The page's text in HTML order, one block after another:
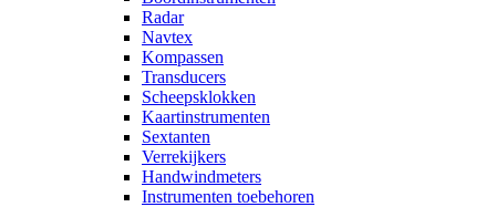
Radar
Navtex
Kompassen
Transducers
Scheepsklokken
Kaartinstrumenten
Sextanten
Verrekijkers
Handwindmeters
Instrumenten toebehoren